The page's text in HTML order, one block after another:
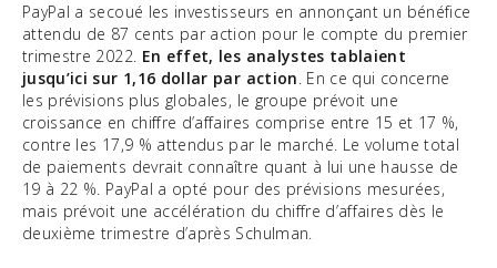
PayPal a secoué les investisseurs en annonçant un bénéfice
attendu de 87 cents par action pour le compte du premier
trimestre 2022. En effet, les analystes tablaient
jusqu’ici sur 1,16 dollar par action. En ce qui concerne
les prévisions plus globales, le groupe prévoit une
croissance en chiffre d’affaires comprise entre 15 et 17 %,
contre les 17,9 % attendus par le marché. Le volume total
de paiements devrait connaître quant à lui une hausse de
19 à 22 %. PayPal a opté pour des prévisions mesurées,
mais prévoit une accélération du chiffre d’affaires dès le
deuxième trimestre d’après Schulman.